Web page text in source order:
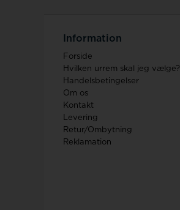
Information
Forside
Hvilken urrem skal jeg vælge?
Handelsbetingelser
Om os
Kontakt
Levering
Retur/Ombytning
Reklamation